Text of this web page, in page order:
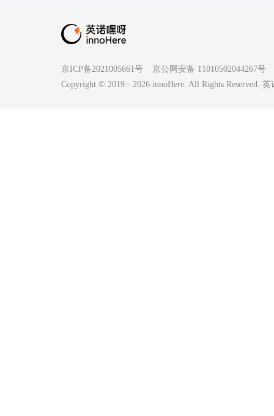
京ICP备2021005661号
京公网安备 11010502044267号
Copyright © 2019 - 2026 innoHere. All Rights Reserved.